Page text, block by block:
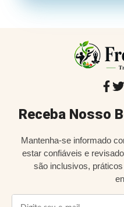
Receba Nosso
Mantenha-se informado
estar confiáveis e
são inclusivos,